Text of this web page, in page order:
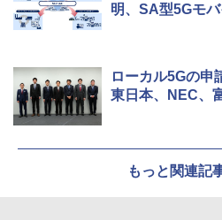
明、SA型5Gモ
ローカル5Gの申
東日本、NEC、
もっと関連記